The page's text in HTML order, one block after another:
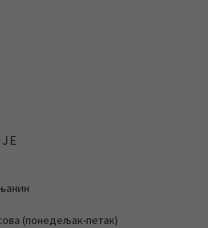
(понедељак-петак)